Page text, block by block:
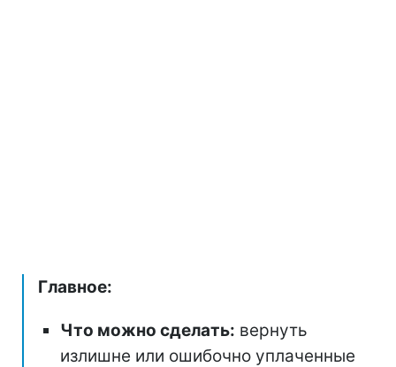
Главное:
Что можно сделать: вернуть
излишне или ошибочно уплаченные